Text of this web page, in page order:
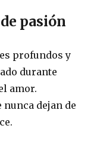
pasión
profundos y
durante
amor.
dejan de